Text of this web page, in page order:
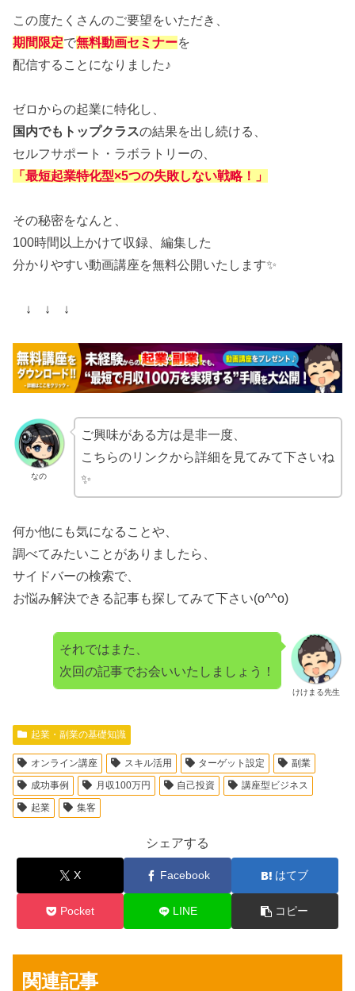
この度たくさんのご要望をいただき、
期間限定で無料動画セミナーを
配信することになりました♪
ゼロからの起業に特化し、
国内でもトップクラスの結果を出し続ける、
セルフサポート・ラボラトリーの、
「最短起業特化型×5つの失敗しない戦略！」
その秘密をなんと、
100時間以上かけて収録、編集した
分かりやすい動画講座を無料公開いたします✨
↓ ↓ ↓
なの
ご興味がある方は是非一度、
こちらのリンクから詳細を見てみて下さいね
✨
何か他にも気になることや、
調べてみたいことがありましたら、
サイドバーの検索で、
お悩み解決できる記事も探してみて下さい(o^^o)
けけまる先生
それではまた、
次回の記事でお会いいたしましょう！
起業・副業の基礎知識
オンライン講座 スキル活用 ターゲット設定
副業
成功事例
月収100万円 自己投資
講座型ビジネス
起業
集客
シェアする
X Facebook はてブ
Pocket LINE コピー
関連記事